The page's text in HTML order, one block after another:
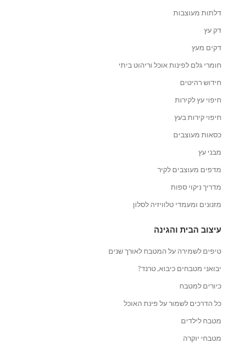
דלתות מעוצבות
דק עץ
דקים מעץ
חומרי גלם לפינות אוכל וריהוט ביתי
חידוש רהיטים
חיפוי עץ לקירות
חיפוי קירות בעץ
כסאות מעוצבים
מבני עץ
מדפים מעוצבים לקיר
מדריך ניקוי ספות
מזנונים ומעמדי טלוויזיה לסלון
עיצוב הבית והגינה
טיפים לשמירה על המטבח לאורך שנים
יבואני מטבחים כיבוא, טרנד?
כיורים למטבח
כל הדרכים לשמור על פינת האוכל
מטבח לילדים
מטבחי יוקרה